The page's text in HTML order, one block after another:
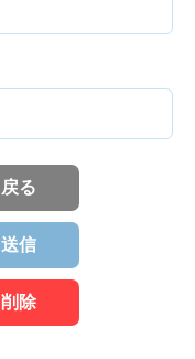
戻る
送信
削除